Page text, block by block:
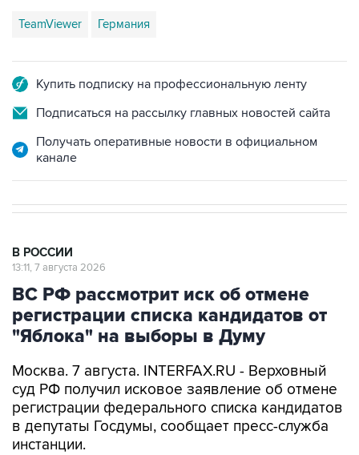
TeamViewer Германия
Купить подписку на профессиональную ленту
Подписаться на рассылку главных новостей сайта
Получать оперативные новости в официальном
канале
В РОССИИ
13:11, 7 августа 2026
ВС РФ рассмотрит иск об отмене
регистрации списка кандидатов от
"Яблока" на выборы в Думу
Москва. 7 августа. INTERFAX.RU - Верховный
суд РФ получил исковое заявление об отмене
регистрации федерального списка кандидатов
в депутаты Госдумы, сообщает пресс-служба
инстанции.